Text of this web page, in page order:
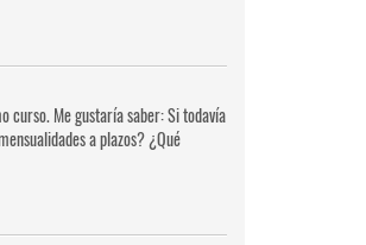
curso. Me gustaría saber: Si todavía
a plazos? ¿Qué